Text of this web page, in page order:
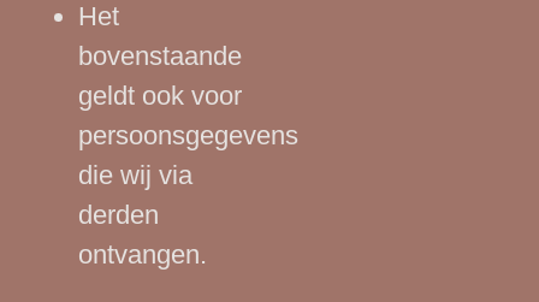
Het
bovenstaande
geldt ook voor
persoonsgegevens
die wij via
derden
ontvangen.